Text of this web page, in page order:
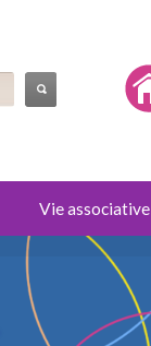
Vie associative